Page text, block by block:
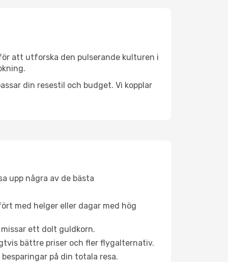
att utforska den pulserande kulturen i
din resestil och budget. Vi kopplar
upp några av de bästa
med helger eller dagar med hög
ett dolt guldkorn.
bättre priser och fler flygalternativ.
på din totala resa.